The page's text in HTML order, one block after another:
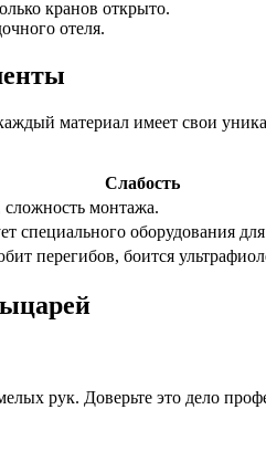
кранов открыто.
отеля.
материал имеет свои
Слабость
монтажа.
специального оборудования
перегибов, боится
рук. Доверьте это дело